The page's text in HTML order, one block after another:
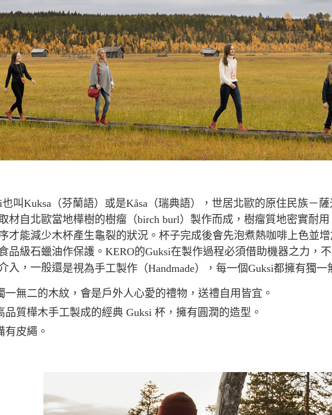
每筆NT$80，滿NT$490(含
離島宅配
每筆NT$80，滿NT$490(含
付款後門市自取
免運費
也叫Kuksa（芬蘭語）或是Kåsa（瑞典語），世居北歐的原住民族－
材自北歐當地樺樹的樹瘤（birch burl）製作而成，樹瘤質地密實耐
才能減少木杯產生龜裂的狀況。杯子完成後會先泡煮熱咖啡上色並
品級石蠟油作保護。KERO的Guksi在製作過程必須借助機器之力，
入，一般還是視為手工製作（Handmade），每一個Guksi都擁有獨一
一無二的木紋，會是戶外人心愛的禮物，送禮自用皆宜。
品質樺木手工製成的經典 Guksi 杯，擁有圓潤的造型。
有皮繩。